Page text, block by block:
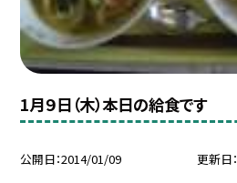
1月９日（木）本日の給食です
公開日 2014/01/09 更新日